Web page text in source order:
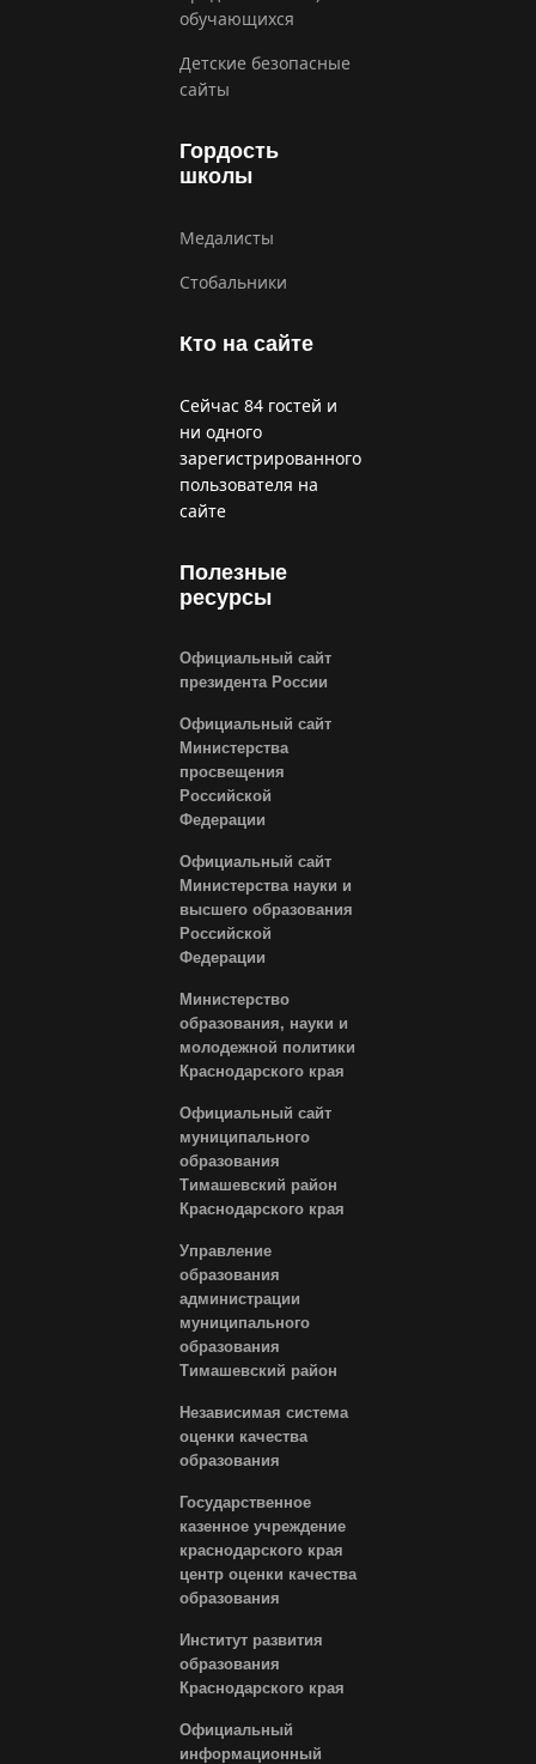
обучающихся
Детские безопасные
сайты
Гордость
школы
Медалисты
Стобальники
Кто на сайте
Сейчас 84 гостей и
ни одного
зарегистрированного
пользователя на
сайте
Полезные
ресурсы
Официальный сайт
президента России
Официальный сайт
Министерства
просвещения
Российской
Федерации
Официальный сайт
Министерства науки и
высшего образования
Российской
Федерации
Министерство
образования, науки и
молодежной политики
Краснодарского края
Официальный сайт
муниципального
образования
Тимашевский район
Краснодарского края
Управление
образования
администрации
муниципального
образования
Тимашевский район
Независимая система
оценки качества
образования
Государственное
казенное учреждение
краснодарского края
центр оценки качества
образования
Институт развития
образования
Краснодарского края
Официальный
информационный